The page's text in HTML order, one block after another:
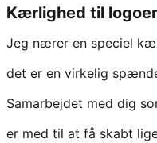
Kærlighed til logoer
Jeg nærer en speciel
det er en virkelig
Samarbejdet med dig
er med til at få skabt